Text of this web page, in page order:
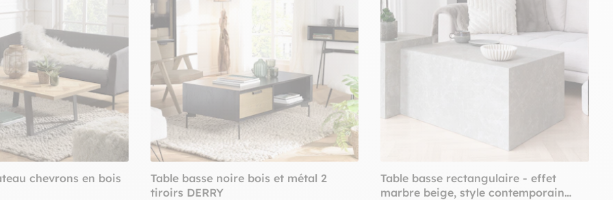
chevrons en bois
Table basse noire bois et métal 2
tiroirs DERRY
Table basse rectangulaire - effet
marbre beige, style contemporain